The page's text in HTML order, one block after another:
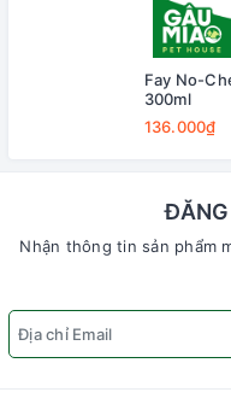
Fay No-
300ml
136.000₫
ĐĂNG
Nhận thông tin sản phẩm